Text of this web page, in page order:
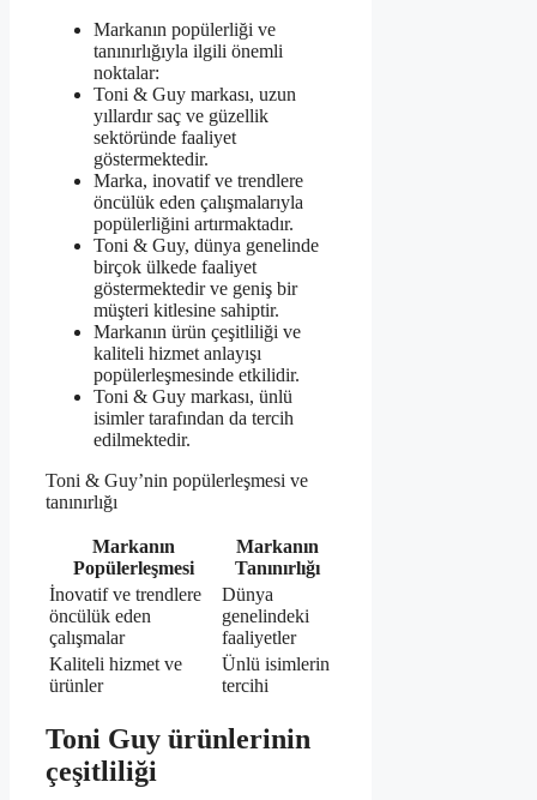
Markanın popülerliği ve
tanınırlığıyla ilgili önemli
noktalar:
Toni & Guy markası, uzun
yıllardır saç ve güzellik
sektöründe faaliyet
göstermektedir.
Marka, inovatif ve trendlere
öncülük eden çalışmalarıyla
popülerliğini artırmaktadır.
Toni & Guy, dünya genelinde
birçok ülkede faaliyet
göstermektedir ve geniş bir
müşteri kitlesine sahiptir.
Markanın ürün çeşitliliği ve
kaliteli hizmet anlayışı
popülerleşmesinde etkilidir.
Toni & Guy markası, ünlü
isimler tarafından da tercih
edilmektedir.
Toni & Guy’nin popülerleşmesi ve
tanınırlığı
Markanın
Popülerleşmesi
Markanın
Tanınırlığı
İnovatif ve trendlere
öncülük eden
çalışmalar
Dünya
genelindeki
faaliyetler
Kaliteli hizmet ve
ürünler
Ünlü isimlerin
tercihi
Toni Guy ürünlerinin
çeşitliliği